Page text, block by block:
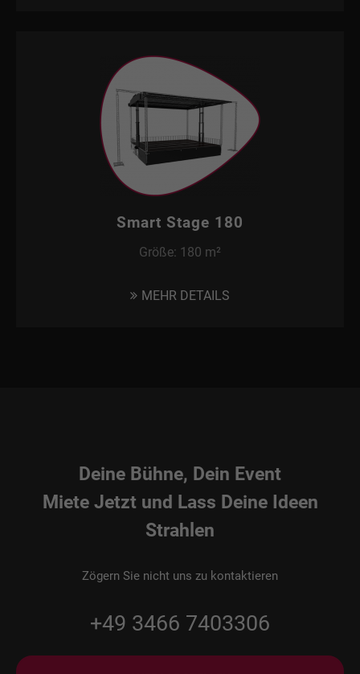
Smart Stage 180
Größe: 180 m²
MEHR DETAILS
Deine Bühne, Dein Event
Miete Jetzt und Lass Deine Ideen
Strahlen
Zögern Sie nicht uns zu kontaktieren
+49 3466 7403306